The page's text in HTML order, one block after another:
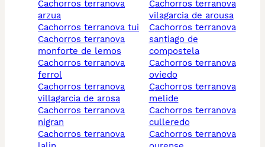
cachorros terranova
arzua
cachorros terranova tui
cachorros terranova
monforte de lemos
cachorros terranova
ferrol
cachorros terranova
villagarcia de arosa
cachorros terranova
nigran
cachorros terranova
cachorros terranova
vilagarcia de arousa
cachorros terranova
santiago de
compostela
cachorros terranova
oviedo
cachorros terranova
melide
cachorros terranova
culleredo
cachorros terranova